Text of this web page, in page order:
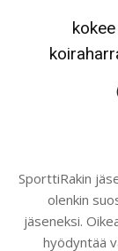
SporttiRakin
olenkin
jäseneksi.
hyödyntää